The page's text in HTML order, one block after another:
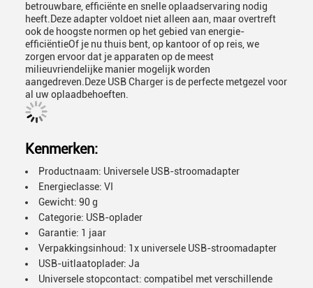
betrouwbare, efficiënte en snelle oplaadservaring nodig
heeft.Deze adapter voldoet niet alleen aan, maar overtreft
ook de hoogste normen op het gebied van energie-
efficiëntieOf je nu thuis bent, op kantoor of op reis, we
zorgen ervoor dat je apparaten op de meest
milieuvriendelijke manier mogelijk worden
aangedreven.Deze USB Charger is de perfecte metgezel voor
al uw oplaadbehoeften.
Kenmerken:
Productnaam: Universele USB-stroomadapter
Energieclasse: VI
Gewicht: 90 g
Categorie: USB-oplader
Garantie: 1 jaar
Verpakkingsinhoud: 1x universele USB-stroomadapter
USB-uitlaatoplader: Ja
Universele stopcontact: compatibel met verschillende